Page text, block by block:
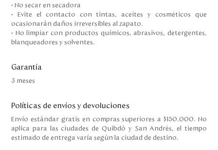
• No secar en secadora
• Evite el contacto con tintas, aceites y cosméticos que
ocasionarán daños irreversibles al zapato.
• No limpiar con productos químicos, abrasivos, detergentes,
blanqueadores y solventes.
Garantía
3 meses
Políticas de envíos y devoluciones
Envío estándar gratis en compras superiores a $150.000. No
aplica para las ciudades de Quibdó y San Andrés, el tiempo
estimado de entrega varía según la ciudad de destino.